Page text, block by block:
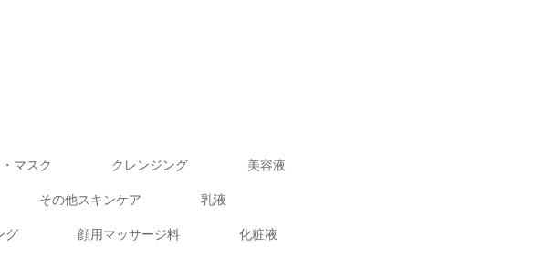
マスク クレンジング 美容液
その他スキンケア 乳液
グ 顔用マッサージ料 化粧液